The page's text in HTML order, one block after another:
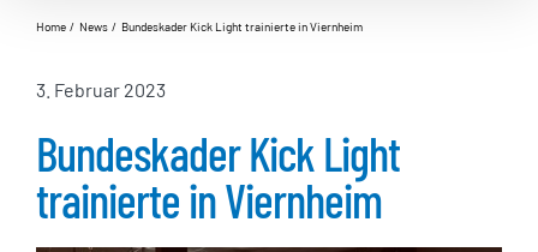
Home News Bundeskader Kick Light trainierte in Viernheim
3. Februar 2023
Bundeskader Kick Light
trainierte in Viernheim